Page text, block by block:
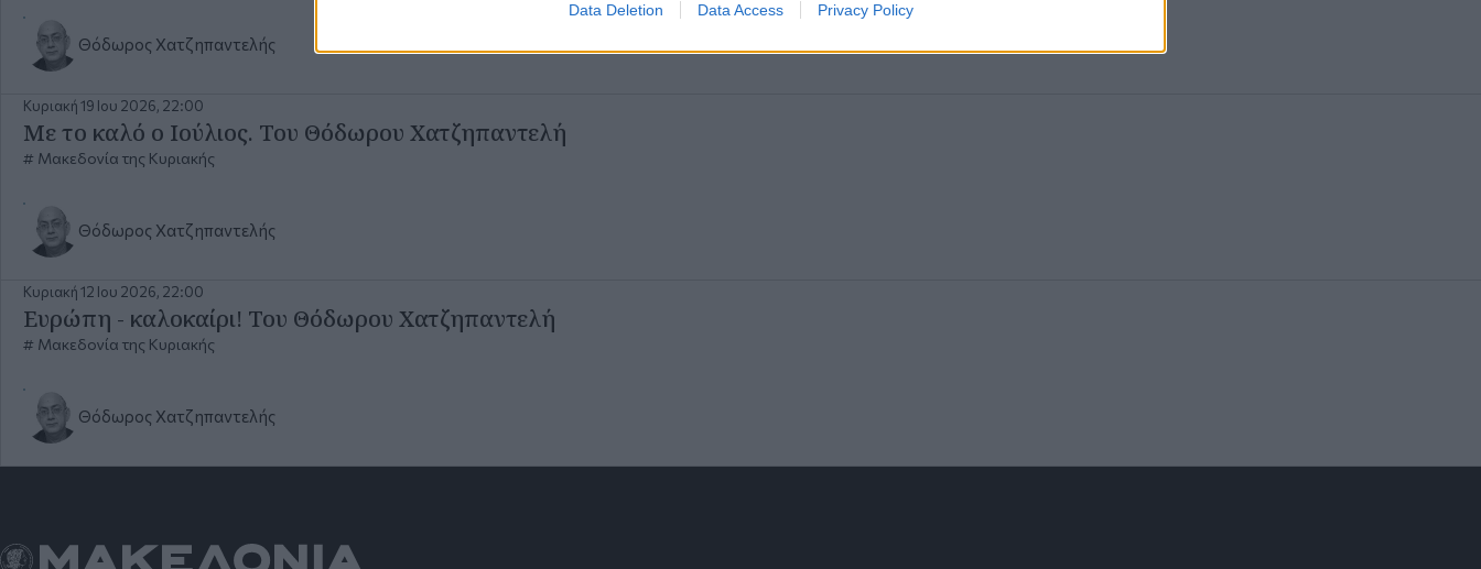
Data Deletion Data Access Privacy Policy
Θόδωρος Χατζηπαντελής
Κυριακή 19 Ιου 2026, 22:00
Με το καλό ο Ιούλιος. Του Θόδωρου Χατζηπαντελή
Μακεδονία της Κυριακής
Θόδωρος Χατζηπαντελής
Κυριακή 12 Ιου 2026, 22:00
Ευρώπη - καλοκαίρι! Του Θόδωρου Χατζηπαντελή
Μακεδονία της Κυριακής
Θόδωρος Χατζηπαντελής